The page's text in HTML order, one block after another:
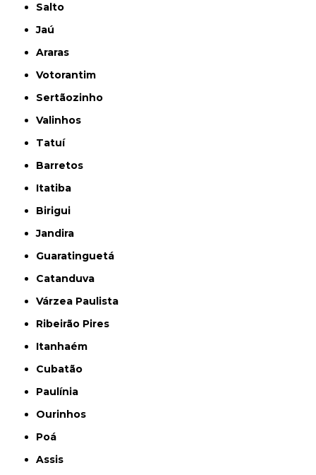
Salto
Jaú
Araras
Votorantim
Sertãozinho
Valinhos
Tatuí
Barretos
Itatiba
Birigui
Jandira
Guaratinguetá
Catanduva
Várzea Paulista
Ribeirão Pires
Itanhaém
Cubatão
Paulínia
Ourinhos
Poá
Assis